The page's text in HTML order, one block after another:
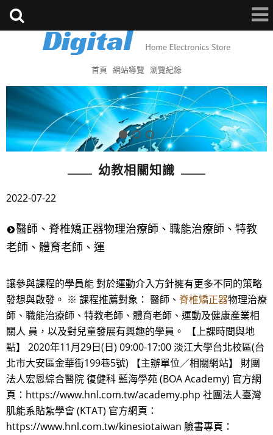
首頁 網站導覽 瀏覽紀錄
幼教相關知識
2022-07-22
醫師、脊椎矯正器物理治療師、職能治療師、特教
老師、體育老師、運
讓參與課程的學員能 對於運動介入方針擁有更多不同的策略
發想與啟發。 ※ 課程推薦對象： 醫師、 脊椎矯正器物理治療
師、職能治療師、特教老師、體育老師、運動及健康產業相
關人 員，以及對兒童發展有興趣的學員。 【上課時間與地
點】 2020年11月29日(日) 09:00-17:00 淡江大學台北校區(台
北市大安區金華街199巷5號) 【主辦單位／相關網站】 財團
法人宏恩綜合醫院 復健科 藍海學苑 (BOA Academy) 官方網
頁：https://www.hnl.com.tw/academy.php 社團法人臺灣
肌能系貼紮學會 (KTAT) 官方網頁：
https://www.hnl.com.tw/kinesiotaiwan 臉書專頁：